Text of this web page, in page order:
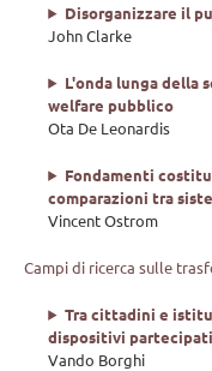
Disorganizzare il
John Clarke
L'onda lunga della
welfare pubblico
Ota De Leonardis
Fondamenti
comparazioni tra
Vincent Ostrom
Campi di ricerca sulle
Tra cittadini e
dispositivi
Vando Borghi